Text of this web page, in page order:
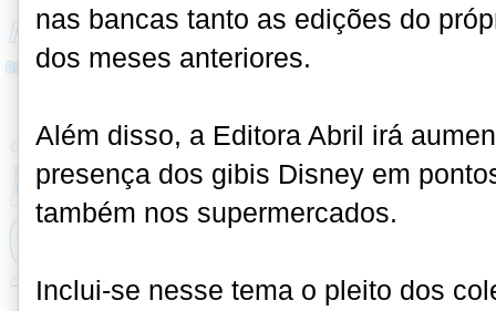
nas bancas tanto as edições do
dos meses anteriores.
Além disso, a Editora Abril irá
presença dos gibis Disney em
também nos supermercados.
Inclui-se nesse tema o pleito dos